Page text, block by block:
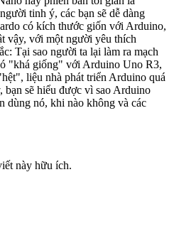
tinh ý, các bạn sẽ dễ dàng
có kích thước giốn với Arduino,
vậy, với một người yêu thích
Tại sao người ta lại làm ra mạch
"khá giống" với Arduino Uno R3,
liệu nhà phát triển Arduino quá
sẽ hiểu được vì sao Arduino
dùng nó, khi nào không và các
này hữu ích.